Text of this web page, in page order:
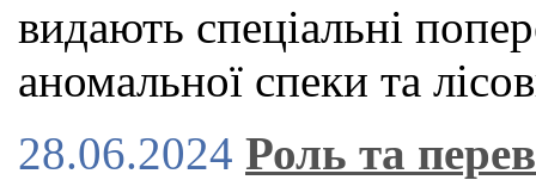
видають спеціальні
аномальної спеки та
28.06.2024 Роль та